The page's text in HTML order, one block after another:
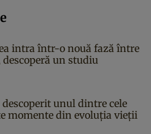
intra într-o nouă fază între
descoperă un studiu
unul dintre cele
momente din evoluția vieții